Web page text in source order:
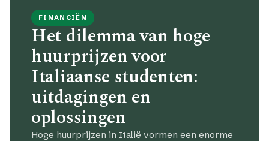
FINANCIËN
Het dilemma van hoge
huurprijzen voor
Italiaanse studenten:
uitdagingen en
oplossingen
Hoge huurprijzen in Italië vormen een enorme